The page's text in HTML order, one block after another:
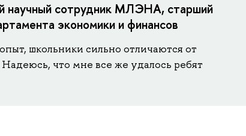
научный сотрудник МЛЭНА, старший
экономики и финансов
школьники сильно отличаются от
что мне все же удалось ребят